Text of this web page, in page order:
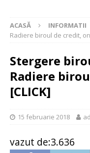
ACASĂ INFORMATII
Radiere biroul de credit,
Stergere
Radiere
[CLICK]
15 februarie 2018
vazut de:3.636